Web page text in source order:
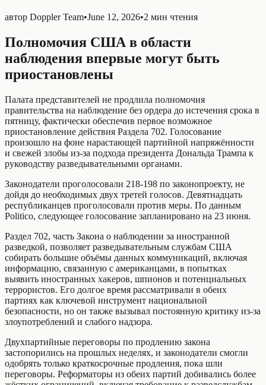
автор Doppler Team•June 12, 2026•2 мин чтения
Полномочия США в области
наблюдения впервые могут быть
приостановлены
Палата представителей не продлила полномочия
правительства на наблюдение без ордера до истечения срока в
пятницу, фактически обеспечив первое возможное
приостановление действия Раздела 702. Голосование
произошло на фоне нарастающей партийной напряжённости
и свежей злобы из‑за подхода президента Дональда Трампа к
руководству разведывательными органами.
Законодатели проголосовали 218-198 по законопроекту, не
дойдя до необходимых двух третей голосов. Девятнадцать
республиканцев проголосовали против меры. По данным
Politico, следующее голосование запланировано на 23 июня.
Раздел 702, часть Закона о наблюдении за иностранной
разведкой, позволяет разведывательным службам США
собирать большие объёмы данных коммуникаций, включая
информацию, связанную с американцами, в попытках
выявить иностранных хакеров, шпионов и потенциальных
террористов. Его долгое время рассматривали в обеих
партиях как ключевой инструмент национальной
безопасности, но он также вызывал постоянную критику из‑за
злоупотреблений и слабого надзора.
Двухпартийные переговоры по продлению закона
застопорились на прошлых неделях, и законодатели смогли
одобрять только краткосрочные продления, пока шли
переговоры. Реформаторы из обеих партий добивались более